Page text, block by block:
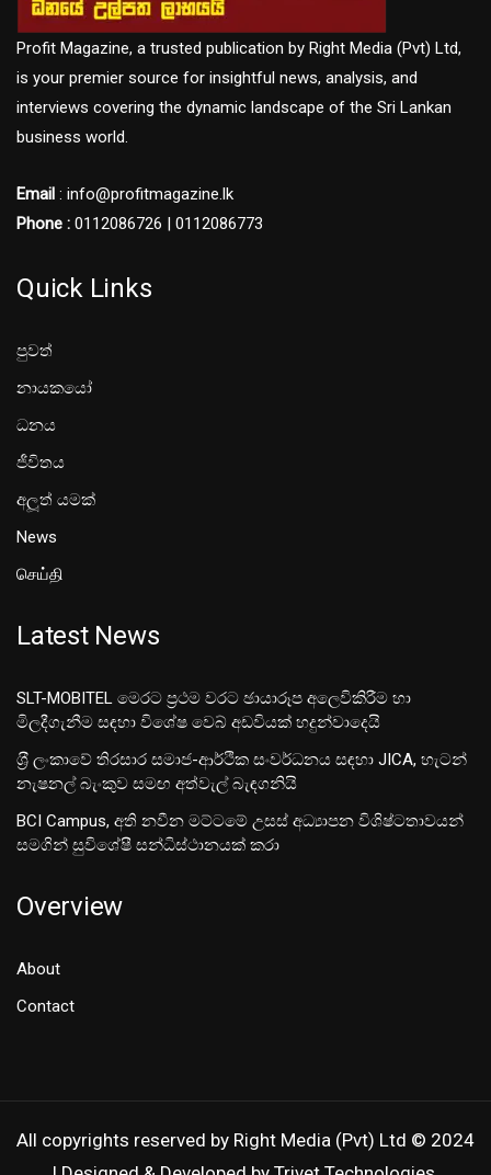
Profit Magazine, a trusted publication by Right Media (Pvt) Ltd,
is your premier source for insightful news, analysis, and
interviews covering the dynamic landscape of the Sri Lankan
business world.
Email : info@profitmagazine.lk
Phone : 0112086726 | 0112086773
Quick Links
පුවත්
නායකයෝ
ධනය
ජීවිතය
අලූත් යමක්
News
செய்தி
Latest News
SLT-MOBITEL මෙරට ප්‍රථම වරට ඡායාරූප අලෙවිකිරීම හා
මිලදීගැනීම සඳහා විශේෂ වෙබ් අඩවියක් හදුන්වාදෙයි
ශ‍්‍රී ලංකාවේ තිරසාර සමාජ-ආර්ථික සංවර්ධනය සඳහා JICA, හැටන්
නැෂනල් බැංකුව සමඟ අත්වැල් බැඳගනියි
BCI Campus, අති නවීන මට්ටමේ උසස් අධ්‍යාපන විශිෂ්ටතාවයන්
සමගින් සුවිශේෂී සන්ධිස්ථානයක් කරා
Overview
About
Contact
All copyrights reserved by Right Media (Pvt) Ltd © 2024